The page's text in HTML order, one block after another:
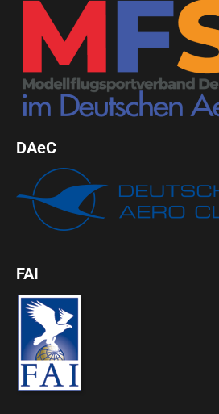
DAeC
FAI